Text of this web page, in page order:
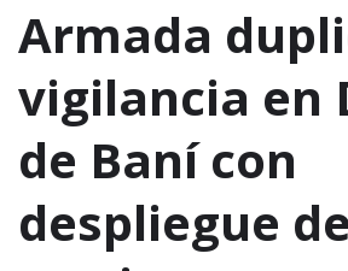
Armada
vigilancia en
de Baní con
despliegue de